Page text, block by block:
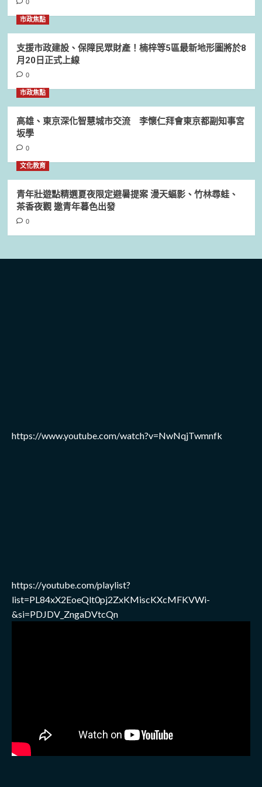
0
市政焦點
支援市政建設、保障民眾財產！楠梓等5區最新地形圖將於8
月20日正式上線
0
市政焦點
高雄、東京深化智慧城市交流 李懷仁拜會東京都副知事宮
坂學
0
文化教育
青年壯遊點精選夏夜限定避暑提案 漫天蝠影、竹林尋蛙、
茶香夜觀 邀青年暮色出發
0
https://www.youtube.com/watch?v=NwNqjTwmnfk
https://youtube.com/playlist?
list=PL84xX2EoeQlt0pj2ZxKMiscKXcMFKVWi-
&si=PDJDV_ZngaDVtcQn